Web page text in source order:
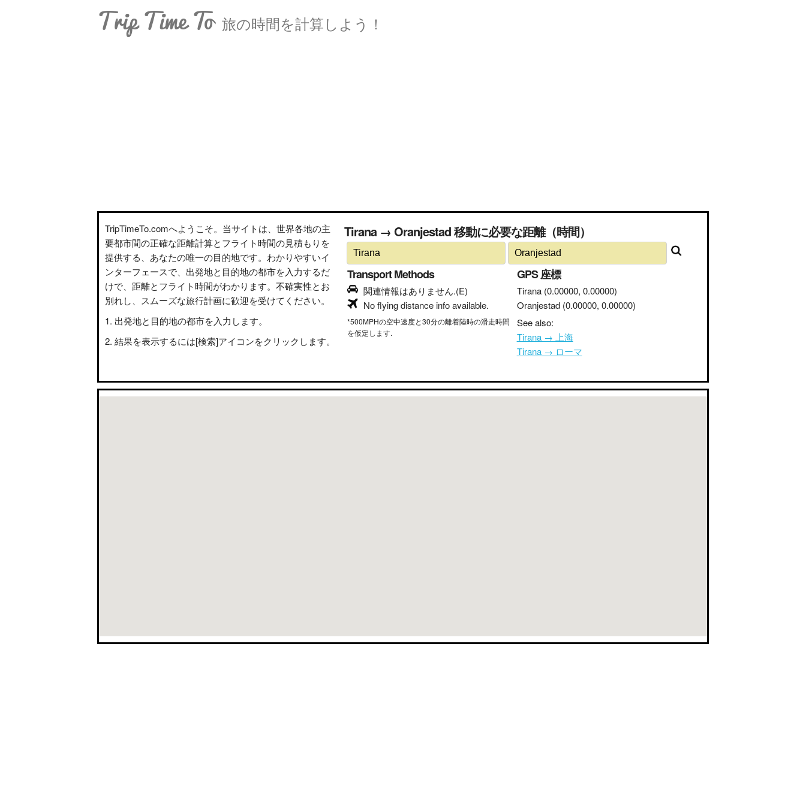
Trip Time To 旅の時間を計算しよう！
TripTimeTo.comへようこそ。当サイトは、世界各地の主
要都市間の正確な距離計算とフライト時間の見積もりを
提供する、あなたの唯一の目的地です。わかりやすいイ
ンターフェースで、出発地と目的地の都市を入力するだ
けで、距離とフライト時間がわかります。不確実性とお
別れし、スムーズな旅行計画に歓迎を受けてください。
出発地と目的地の都市を入力します。
結果を表示するには[検索]アイコンをクリックします。
Tirana → Oranjestad 移動に必要な距離（時間）
Transport Methods
関連情報はありません.(E)
No flying distance info available.
*500MPHの空中速度と30分の離着陸時の滑走時間
を仮定します.
GPS 座標
Tirana (0.00000, 0.00000)
Oranjestad (0.00000, 0.00000)
See also:
Tirana → 上海
Tirana → ローマ